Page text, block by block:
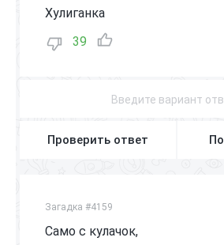
Хулиганка
39
Проверить ответ
Загадка #4159
Само с кулачок,